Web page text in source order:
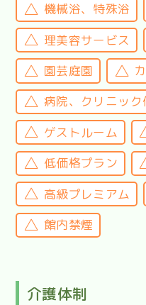
機械浴、特殊浴
理美容サービス
園芸庭園
病院、クリニック
ゲストルーム
低価格プラン
高級プレミアム
館内禁煙
介護体制